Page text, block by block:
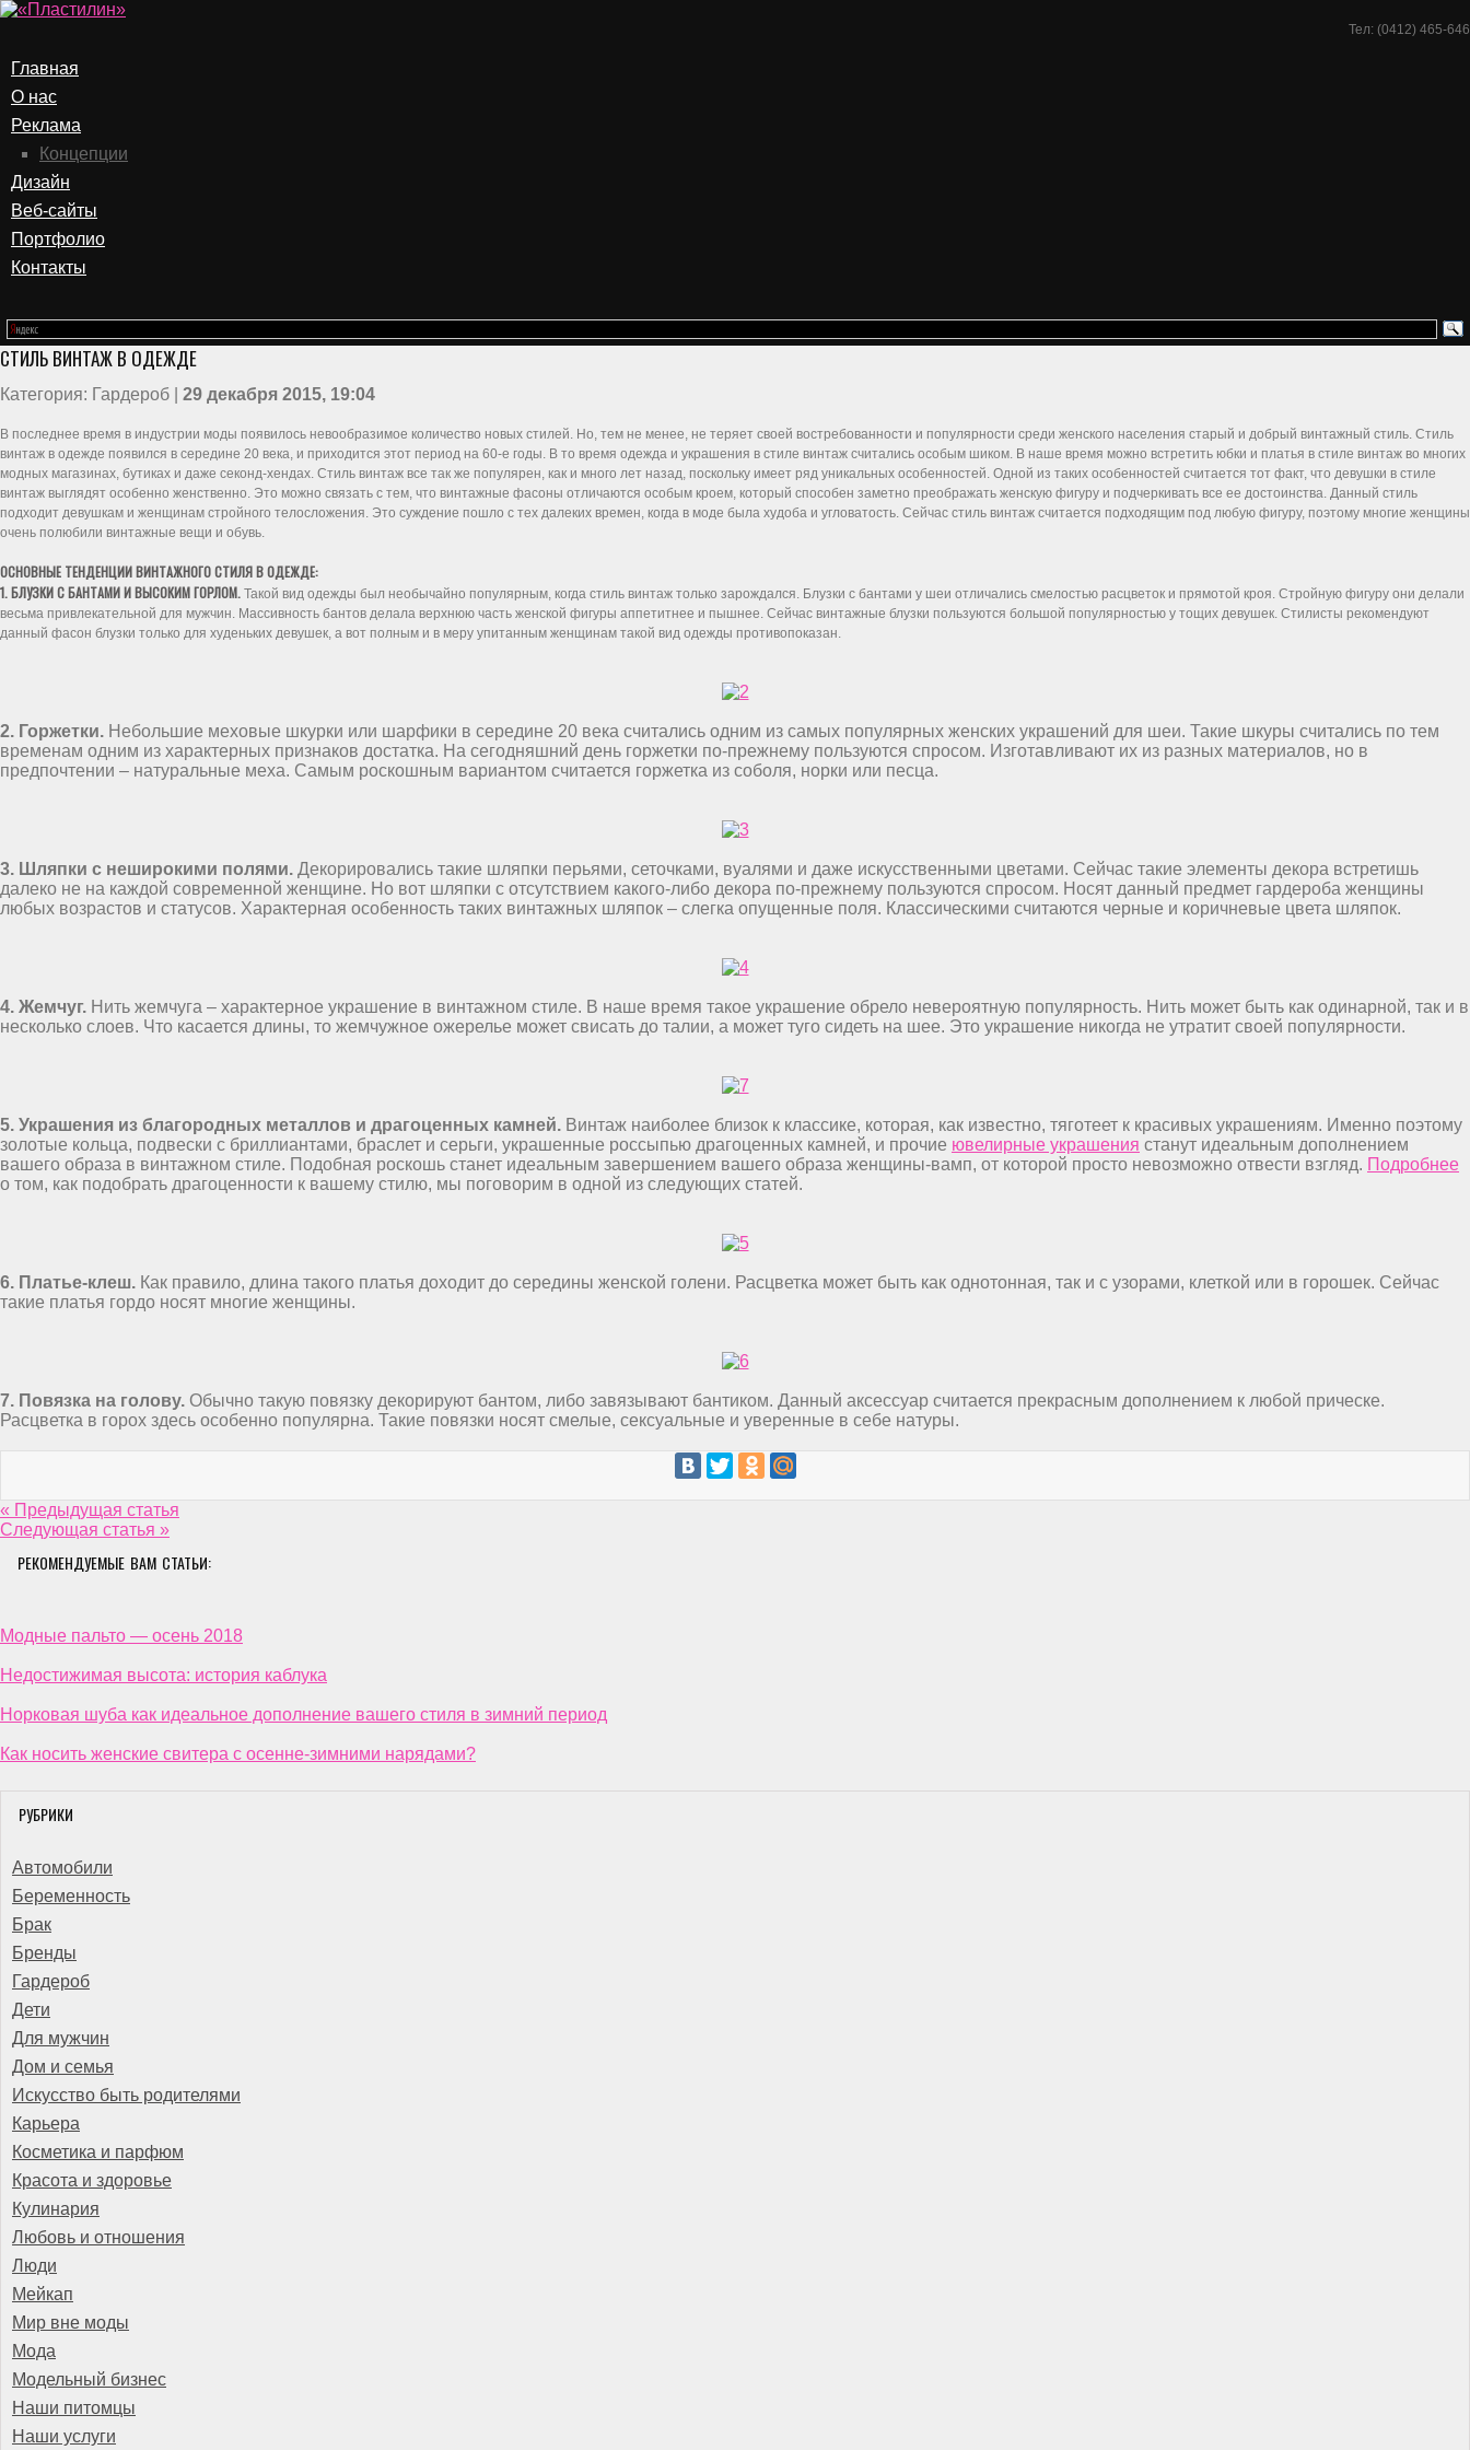
Тел: (0412) 465-646
Главная
О нас
Реклама
Концепции
Дизайн
Веб-сайты
Портфолио
Контакты
СТИЛЬ ВИНТАЖ В ОДЕЖДЕ
Категория: Гардероб | 29 декабря 2015, 19:04
В последнее время в индустрии моды появилось невообразимое количество новых стилей. Но, тем не менее, не теряет своей востребованности и популярности среди женского населения старый и добрый винтажный стиль. Стиль
винтаж в одежде появился в середине 20 века, и приходится этот период на 60-е годы. В то время одежда и украшения в стиле винтаж считались особым шиком. В наше время можно встретить юбки и платья в стиле винтаж во многих
модных магазинах, бутиках и даже секонд-хендах. Стиль винтаж все так же популярен, как и много лет назад, поскольку имеет ряд уникальных особенностей. Одной из таких особенностей считается тот факт, что девушки в стиле
винтаж выглядят особенно женственно. Это можно связать с тем, что винтажные фасоны отличаются особым кроем, который способен заметно преображать женскую фигуру и подчеркивать все ее достоинства. Данный стиль
подходит девушкам и женщинам стройного телосложения. Это суждение пошло с тех далеких времен, когда в моде была худоба и угловатость. Сейчас стиль винтаж считается подходящим под любую фигуру, поэтому многие женщины
очень полюбили винтажные вещи и обувь.
ОСНОВНЫЕ ТЕНДЕНЦИИ ВИНТАЖНОГО СТИЛЯ В ОДЕЖДЕ:
1. БЛУЗКИ С БАНТАМИ И ВЫСОКИМ ГОРЛОМ. Такой вид одежды был необычайно популярным, когда стиль винтаж только зарождался. Блузки с бантами у шеи отличались смелостью расцветок и прямотой кроя. Стройную фигуру они делали
весьма привлекательной для мужчин. Массивность бантов делала верхнюю часть женской фигуры аппетитнее и пышнее. Сейчас винтажные блузки пользуются большой популярностью у тощих девушек. Стилисты рекомендуют
данный фасон блузки только для худеньких девушек, а вот полным и в меру упитанным женщинам такой вид одежды противопоказан.
2. Горжетки. Небольшие меховые шкурки или шарфики в середине 20 века считались одним из самых популярных женских украшений для шеи. Такие шкуры считались по тем
временам одним из характерных признаков достатка. На сегодняшний день горжетки по-прежнему пользуются спросом. Изготавливают их из разных материалов, но в
предпочтении – натуральные меха. Самым роскошным вариантом считается горжетка из соболя, норки или песца.
3. Шляпки с неширокими полями. Декорировались такие шляпки перьями, сеточками, вуалями и даже искусственными цветами. Сейчас такие элементы декора встретишь
далеко не на каждой современной женщине. Но вот шляпки с отсутствием какого-либо декора по-прежнему пользуются спросом. Носят данный предмет гардероба женщины
любых возрастов и статусов. Характерная особенность таких винтажных шляпок – слегка опущенные поля. Классическими считаются черные и коричневые цвета шляпок.
4. Жемчуг. Нить жемчуга – характерное украшение в винтажном стиле. В наше время такое украшение обрело невероятную популярность. Нить может быть как одинарной, так и в
несколько слоев. Что касается длины, то жемчужное ожерелье может свисать до талии, а может туго сидеть на шее. Это украшение никогда не утратит своей популярности.
5. Украшения из благородных металлов и драгоценных камней. Винтаж наиболее близок к классике, которая, как известно, тяготеет к красивых украшениям. Именно поэтому
золотые кольца, подвески с бриллиантами, браслет и серьги, украшенные россыпью драгоценных камней, и прочие ювелирные украшения станут идеальным дополнением
вашего образа в винтажном стиле. Подобная роскошь станет идеальным завершением вашего образа женщины-вамп, от которой просто невозможно отвести взгляд. Подробнее
о том, как подобрать драгоценности к вашему стилю, мы поговорим в одной из следующих статей.
6. Платье-клеш. Как правило, длина такого платья доходит до середины женской голени. Расцветка может быть как однотонная, так и с узорами, клеткой или в горошек. Сейчас
такие платья гордо носят многие женщины.
7. Повязка на голову. Обычно такую повязку декорируют бантом, либо завязывают бантиком. Данный аксессуар считается прекрасным дополнением к любой прическе.
Расцветка в горох здесь особенно популярна. Такие повязки носят смелые, сексуальные и уверенные в себе натуры.
« Предыдущая статья
Следующая статья »
РЕКОМЕНДУЕМЫЕ ВАМ СТАТЬИ:
Модные пальто — осень 2018
Недостижимая высота: история каблука
Норковая шуба как идеальное дополнение вашего стиля в зимний период
Как носить женские свитера с осенне-зимними нарядами?
РУБРИКИ
Автомобили
Беременность
Брак
Бренды
Гардероб
Дети
Для мужчин
Дом и семья
Искусство быть родителями
Карьера
Косметика и парфюм
Красота и здоровье
Кулинария
Любовь и отношения
Люди
Мейкап
Мир вне моды
Мода
Модельный бизнес
Наши питомцы
Наши услуги